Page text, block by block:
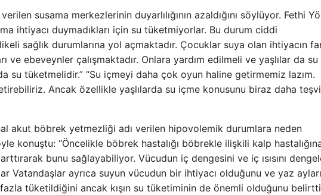
susama merkezlerinin duyarlılığının azaldığını söylüyor. Fethi
ihtiyacı duymadıkları için su tüketmiyorlar. Bu durum ciddi
sağlık durumlarına yol açmaktadır. Çocuklar suya olan ihtiyacın
ve ebeveynler çalışmaktadır. Onlara yardım edilmeli ve yaşlılar da su
su tüketmelidir.” “Su içmeyi daha çok oyun haline getirmemiz lazım.
Ancak özellikle yaşlılarda su içme konusunu biraz daha
akut böbrek yetmezliği adı verilen hipovolemik durumlara neden
konuştu: “Öncelikle böbrek hastalığı böbrekle ilişkili kalp
bunu sağlayabiliyor. Vücudun iç dengesini ve iç ısısını
Vatandaşlar ayrıca suyun vücudun bir ihtiyacı olduğunu ve yaz
tüketildiğini ancak kışın su tüketiminin de önemli olduğunu